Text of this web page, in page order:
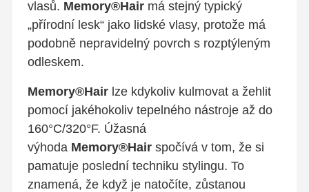
vlasů. Memory®Hairmá stejný typický
„přírodní lesk“ jako lidské vlasy, protože má
podobně nepravidelný povrch s rozptýleným
odleskem.
Memory®Hairlze kdykoliv kulmovat a žehlit
pomocí jakéhokoliv tepelného nástroje až do
160°C/320°F. Úžasná
výhoda Memory®Hairspočívá v tom, že si
pamatuje poslední techniku stylingu. To
znamená, že když je natočíte, zůstanou